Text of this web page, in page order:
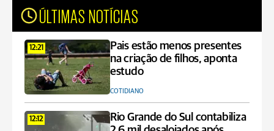
ÚLTIMAS NOTÍCIAS
12:21
Pais estão menos presentes
na criação de filhos, aponta
estudo
COTIDIANO
12:12
Rio Grande do Sul contabiliza